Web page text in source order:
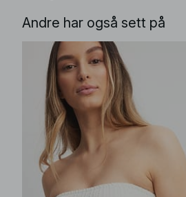
Andre har også sett på